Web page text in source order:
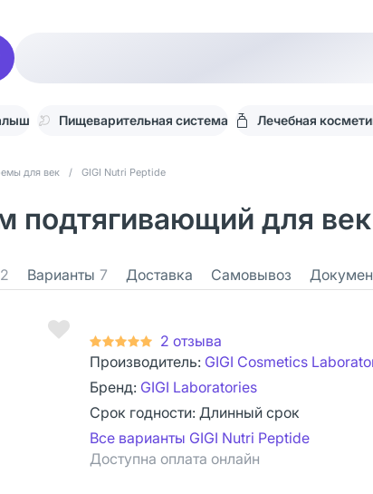
Пищеварительная система Лечебная
для век / GIGI Nutri Peptide
подтягивающий для
2 Варианты 7 Доставка Самовывоз
2 отзыва
Производитель: GIGI Cosmetics
Бренд: GIGI Laboratories
Срок годности: Длинный срок
Все варианты GIGI Nutri Peptide
Доступна оплата онлайн